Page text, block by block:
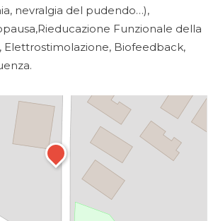
nevralgia del pudendo…),
Funzionale della
Elettrostimolazione, Biofeedback,